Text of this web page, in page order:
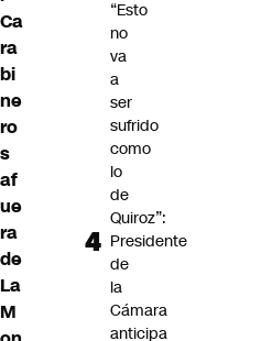
Ca
ra
bi
ne
ro
s
af
ue
ra
de
La
M
“Esto
no
va
a
ser
sufrido
como
lo
de
Quiroz”:
Presidente
de
la
Cámara
anticipa